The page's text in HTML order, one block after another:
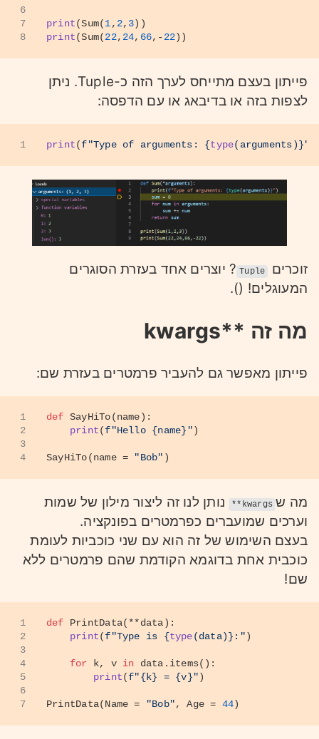
6
7
8
print(Sum(1, 2, 3))
print(Sum(22, 24, 66,- 22))
פייתון בעצם מתייחס לערך הזה כ-Tuple. ניתן
לצפות בזה או בדיבאג או עם הדפסה:
1 print(f"Type of arguments: {type(arguments)}"
זוכרים Tuple ? יוצרים אחד בעזרת הסוגרים
המעוגלים! ().
מה זה **kwargs
פייתון מאפשר גם להעביר פרמטרים בעזרת שם:
1
2
3
4
def SayHiTo(name):
print(f"Hello {name} ")
SayHiTo(name = "Bob" )
מה ש **kwargs נותן לנו זה ליצור מילון של שמות
וערכים שמועברים כפרמטרים בפונקציה.
בעצם השימוש של זה הוא עם שני כוכביות לעומת
כוכבית אחת בדוגמא הקודמת שהם פרמטרים ללא
שם!
1
2
3
4
5
6
7
def PrintData(**data):
print(f"Type is {type(data)} :")
for k, v in data.items():
print(f"{k} = {v}")
PrintData(Name = "Bob", Age = 44)